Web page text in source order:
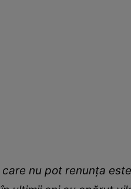
care nu pot renunța